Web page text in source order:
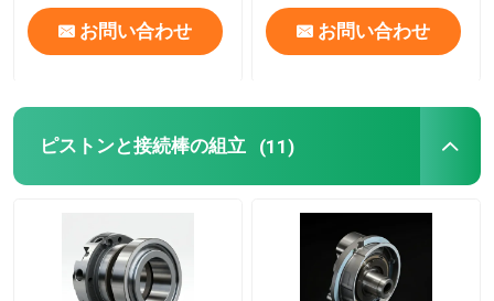
燃料供給システムの組成
冷却システム
お問い合わせ お問い合わせ
ピストンと接続棒の組立 (11)